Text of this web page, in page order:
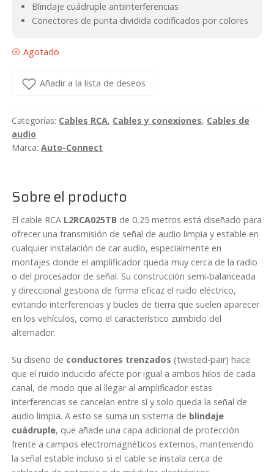
Blindaje cuádruple antiinterferencias
Conectores de punta dividida codificados por colores
Agotado
Añadir a la lista de deseos
Categorías: Cables RCA, Cables y conexiones, Cables de
audio
Marca:Auto-Connect
Sobre el producto
El cable RCA L2RCA025TB de 0,25 metros está diseñado para
ofrecer una transmisión de señal de audio limpia y estable en
cualquier instalación de car audio, especialmente en
montajes donde el amplificador queda muy cerca de la radio
o del procesador de señal. Su construcción semi-balanceada
y direccional gestiona de forma eficaz el ruido eléctrico,
evitando interferencias y bucles de tierra que suelen aparecer
en los vehículos, como el característico zumbido del
alternador.
Su diseño de conductores trenzados (twisted-pair) hace
que el ruido inducido afecte por igual a ambos hilos de cada
canal, de modo que al llegar al amplificador estas
interferencias se cancelan entre sí y solo queda la señal de
audio limpia. A esto se suma un sistema de blindaje
cuádruple, que añade una capa adicional de protección
frente a campos electromagnéticos externos, manteniendo
la señal estable incluso si el cable se instala cerca de